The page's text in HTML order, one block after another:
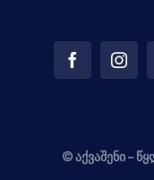
© აქვაშენი –